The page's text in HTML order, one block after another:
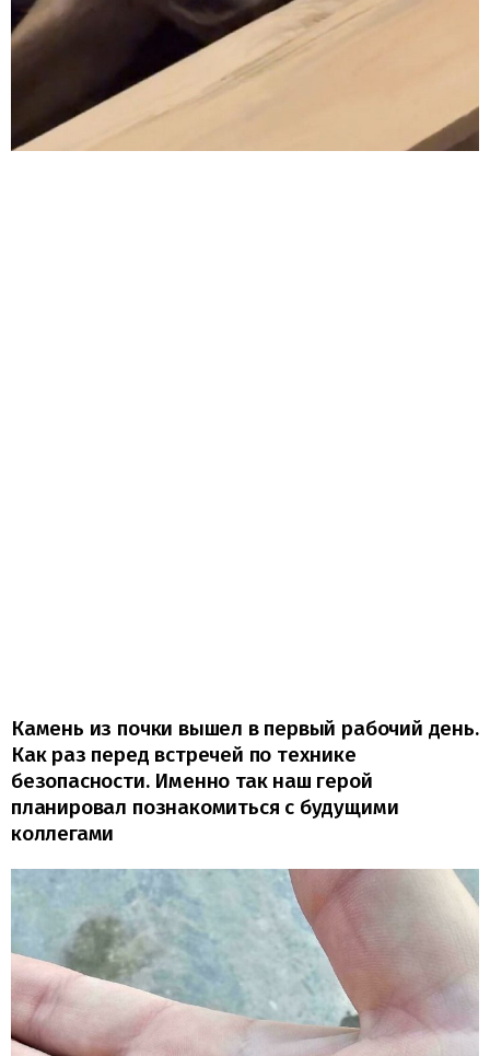
Камень из почки вышел в первый рабочий день.
Как раз перед встречей по технике
безопасности. Именно так наш герой
планировал познакомиться с будущими
коллегами